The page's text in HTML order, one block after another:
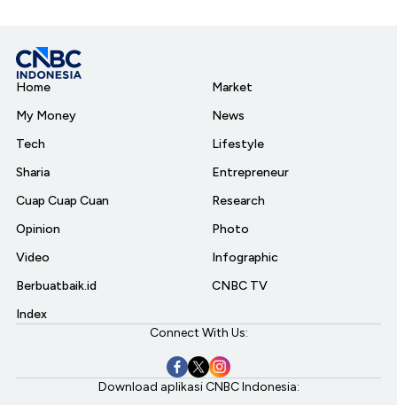
Home
My Money
Tech
Sharia
Cuap Cuap Cuan
Opinion
Video
Berbuatbaik.id
Index
Market
News
Lifestyle
Entrepreneur
Research
Photo
Infographic
CNBC TV
Connect With Us:
Download aplikasi CNBC Indonesia: